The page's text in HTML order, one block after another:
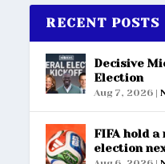
RECENT POSTS
Decisive
Election
Aug 7, 2026 |
FIFA hold
election